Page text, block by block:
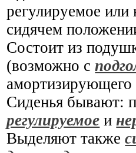
регулируемое или
сидячем
Состоит из
(возможно с
амортизирующего
Сиденья бывают:
регулируемое и
Выделяют также